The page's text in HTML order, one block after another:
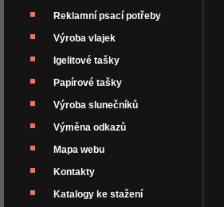
Reklamní psací potřeby
Výroba vlajek
Igelitové tašky
Papírové tašky
Výroba slunečníků
Výměna odkazů
Mapa webu
Kontakty
Katalogy ke stažení